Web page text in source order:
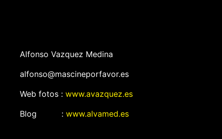
Alfonso Vazquez Medina
alfonso@mascineporfavor.es
Web fotos : www.avazquez.es
Blog : www.alvamed.es